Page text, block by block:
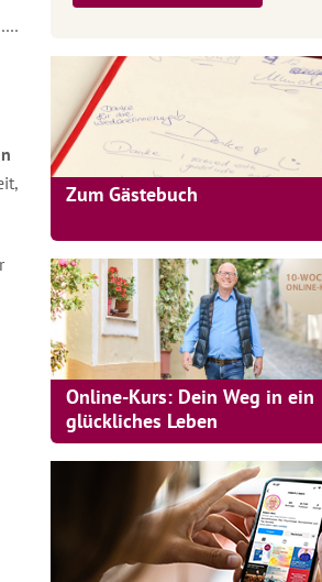
Zum Gästebuch
Online-Kurs: Dein Weg in ein
glückliches Leben